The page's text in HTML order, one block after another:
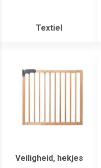
Textiel
Veiligheid, hekjes